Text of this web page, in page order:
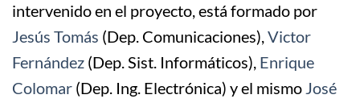
intervenido en el proyecto, está formado por
Jesús Tomás (Dep. Comunicaciones),Victor
Fernández (Dep. Sist. Informáticos), Enrique
Colomar (Dep. Ing. Electrónica) y el mismo José